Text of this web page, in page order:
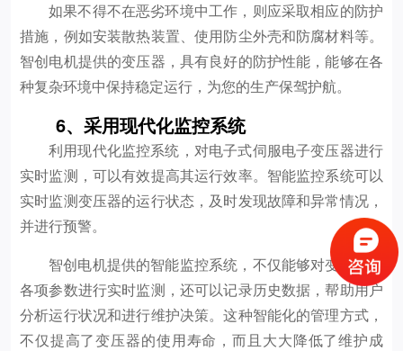
如果不得不在恶劣环境中工作，则应采取相应的防护
措施，例如安装散热装置、使用防尘外壳和防腐材料等。
智创电机提供的变压器，具有良好的防护性能，能够在各
种复杂环境中保持稳定运行，为您的生产保驾护航。
6、采用现代化监控系统
利用现代化监控系统，对电子式伺服电子变压器进行
实时监测，可以有效提高其运行效率。智能监控系统可以
实时监测变压器的运行状态，及时发现故障和异常情况，
并进行预警。
智创电机提供的智能监控系统，不仅能够对变压器的
各项参数进行实时监测，还可以记录历史数据，帮助用户
分析运行状况和进行维护决策。这种智能化的管理方式，
不仅提高了变压器的使用寿命，而且大大降低了维护成